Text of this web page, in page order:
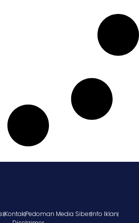
KontakPedoman Media SiberInfo Iklan